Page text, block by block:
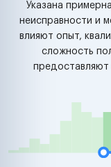
Указана
неисправности и
влияют опыт,
сложность
предоставляют